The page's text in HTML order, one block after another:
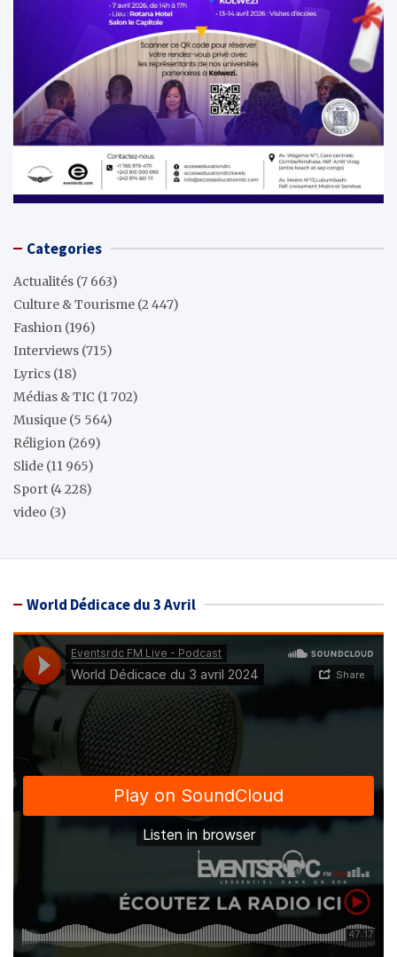
Categories
Actualités (7 663)
Culture & Tourisme (2 447)
Fashion (196)
Interviews (715)
Lyrics (18)
Médias & TIC (1 702)
Musique (5 564)
Réligion (269)
Slide (11 965)
Sport (4 228)
video (3)
World Dédicace du 3 Avril